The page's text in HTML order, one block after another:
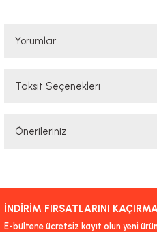
Yorumlar
Taksit Seçenekleri
Önerileriniz
yetersiz gördüğünüz noktaları öneri
iletebilirsiniz.
Görüş ve önerileriniz için teşekkür
İNDİRİM FIRSATLARINI
E-bültene ücretsiz kayıt olun yeni